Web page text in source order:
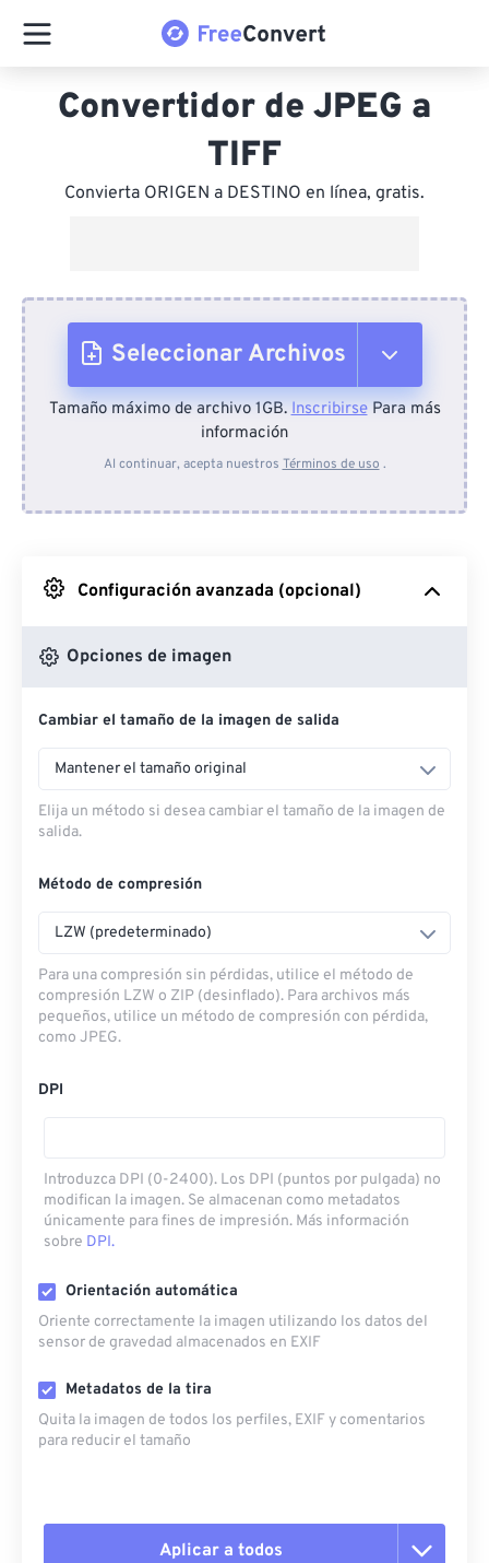
Convertidor de JPEG a
TIFF
Convierta ORIGEN a DESTINO en línea, gratis.
Seleccionar Archivos
Desde el dispositivo
Desde Google Drive
Desde OneDrive
Desde URL
Tamaño máximo de archivo 1GB.InscribirsePara más
información
Al continuar, acepta nuestros Términos de uso .
Configuración avanzada (opcional)
Opciones de imagen
Cambiar el tamaño de la imagen de salida
Mantener el tamaño original
Elija un método si desea cambiar el tamaño de la imagen de
salida.
Método de compresión
LZW (predeterminado)
Para una compresión sin pérdidas, utilice el método de
compresión LZW o ZIP (desinflado). Para archivos más
pequeños, utilice un método de compresión con pérdida,
como JPEG.
DPI
Introduzca DPI (0-2400). Los DPI (puntos por pulgada) no
modifican la imagen. Se almacenan como metadatos
únicamente para fines de impresión. Más información
sobre DPI.
Orientación automática
Oriente correctamente la imagen utilizando los datos del
sensor de gravedad almacenados en EXIF
Metadatos de la tira
Quita la imagen de todos los perfiles, EXIF ​​y comentarios
para reducir el tamaño
Aplicar a todos